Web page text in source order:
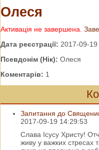
Олеся
Активація не завершена.
Дата реєстрації: 2017-09-
Псевдонім (Нік): Олеся
Коментарів: 1
Запитання до
2017-09-19 14:29:53
Слава Ісусу Христу!
живу у важких стресах